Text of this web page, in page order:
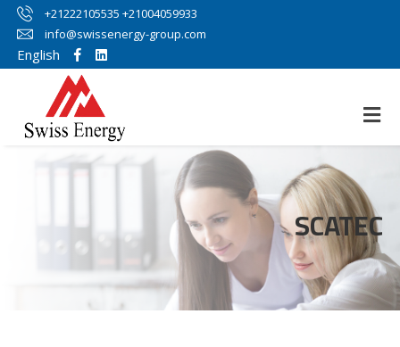
+21222105535 +21004059933
info@swissenergy-group.com
English
SCATEC